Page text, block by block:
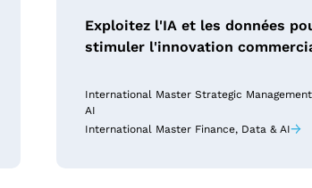
Exploitez l'IA et les données
stimuler l'innovation
International Master Strategic
AI
International Master Finance, Data & AI→